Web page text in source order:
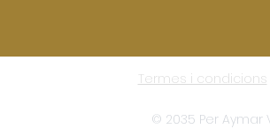
Termes i condicions
© 2035 Per